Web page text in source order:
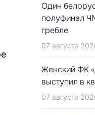
Один
полуфинал
гребле
07 августа
Женский ФК
выступил в
07 августа